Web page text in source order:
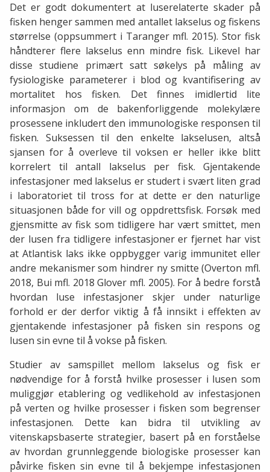
Det er godt dokumentert at luserelaterte skader på
fisken henger sammen med antallet lakselus og fiskens
størrelse (oppsummert i Taranger mfl. 2015). Stor fisk
håndterer flere lakselus enn mindre fisk. Likevel har
disse studiene primært satt søkelys på måling av
fysiologiske parameterer i blod og kvantifisering av
mortalitet hos fisken. Det finnes imidlertid lite
informasjon om de bakenforliggende molekylære
prosessene inkludert den immunologiske responsen til
fisken. Suksessen til den enkelte lakselusen, altså
sjansen for å overleve til voksen er heller ikke blitt
korrelert til antall lakselus per fisk. Gjentakende
infestasjoner med lakselus er studert i svært liten grad
i laboratoriet til tross for at dette er den naturlige
situasjonen både for vill og oppdrettsfisk. Forsøk med
gjensmitte av fisk som tidligere har vært smittet, men
der lusen fra tidligere infestasjoner er fjernet har vist
at Atlantisk laks ikke oppbygger varig immunitet eller
andre mekanismer som hindrer ny smitte (Overton mfl.
2018, Bui mfl. 2018 Glover mfl. 2005). For å bedre forstå
hvordan luse infestasjoner skjer under naturlige
forhold er der derfor viktig å få innsikt i effekten av
gjentakende infestasjoner på fisken sin respons og
lusen sin evne til å vokse på fisken.
Studier av samspillet mellom lakselus og fisk er
nødvendige for å forstå hvilke prosesser i lusen som
muliggjør etablering og vedlikehold av infestasjonen
på verten og hvilke prosesser i fisken som begrenser
infestasjonen. Dette kan bidra til utvikling av
vitenskapsbaserte strategier, basert på en forståelse
av hvordan grunnleggende biologiske prosesser kan
påvirke fisken sin evne til å bekjempe infestasjonen